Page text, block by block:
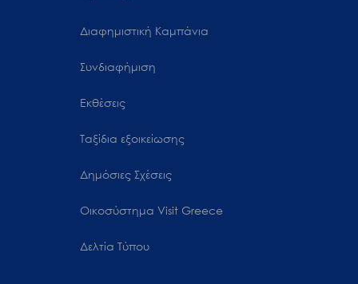
Διαφημιστική Καμπάνια
Συνδιαφήμιση
Εκθέσεις
Ταξίδια εξοικείωσης
Δημόσιες Σχέσεις
Oικοσύστημα Visit Greece
Δελτία Τύπου